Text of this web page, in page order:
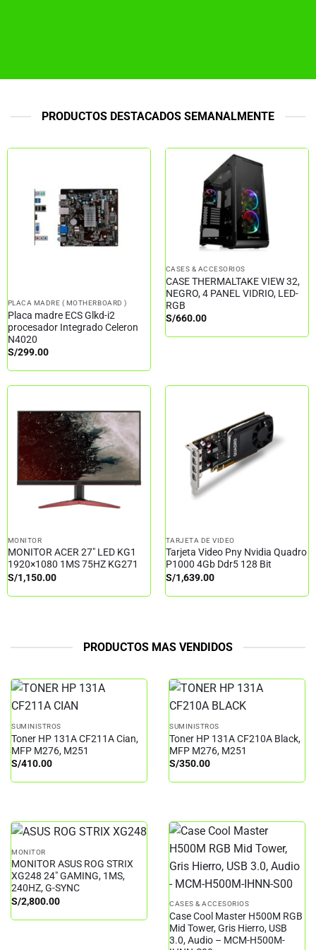
PRODUCTOS DESTACADOS SEMANALMENTE
PLACA MADRE ( MOTHERBOARD )
Placa madre ECS Glkd-i2
procesador Integrado Celeron
N4020
S/299.00
CASES & ACCESORIOS
CASE THERMALTAKE VIEW 32,
NEGRO, 4 PANEL VIDRIO, LED-
RGB
S/660.00
MONITOR
MONITOR ACER 27″ LED KG1
1920×1080 1MS 75HZ KG271
S/1,150.00
TARJETA DE VIDEO
Tarjeta Video Pny Nvidia Quadro
P1000 4Gb Ddr5 128 Bit
S/1,639.00
PRODUCTOS MAS VENDIDOS
SUMINISTROS
Toner HP 131A CF211A Cian,
MFP M276, M251
S/410.00
SUMINISTROS
Toner HP 131A CF210A Black,
MFP M276, M251
S/350.00
MONITOR
MONITOR ASUS ROG STRIX
XG248 24″ GAMING, 1MS,
240HZ, G-SYNC
S/2,800.00 CASES & ACCESORIOS
Case Cool Master H500M RGB
Mid Tower, Gris Hierro, USB
3.0, Audio – MCM-H500M-